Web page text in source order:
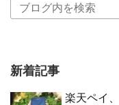
新着記事
楽天ペイ